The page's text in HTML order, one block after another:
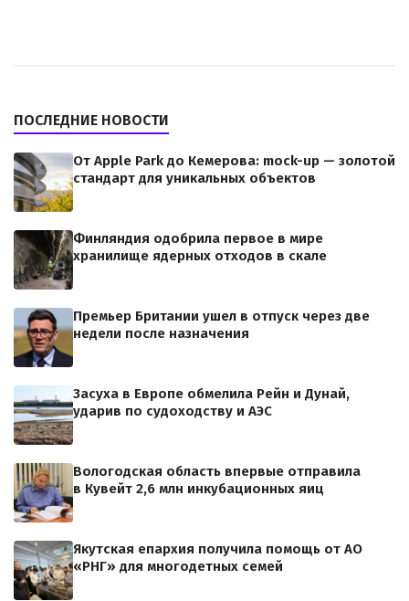
ПОСЛЕДНИЕ НОВОСТИ
От Apple Park до Кемерова: mock-up — золотой
стандарт для уникальных объектов
Финляндия одобрила первое в мире
хранилище ядерных отходов в скале
Премьер Британии ушел в отпуск через две
недели после назначения
Засуха в Европе обмелила Рейн и Дунай,
ударив по судоходству и АЭС
Вологодская область впервые отправила
в Кувейт 2,6 млн инкубационных яиц
Якутская епархия получила помощь от АО
«РНГ» для многодетных семей